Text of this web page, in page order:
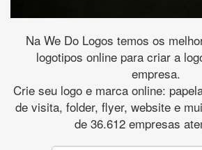
Na We Do Logos temos os
logotipos online para criar a
empresa.
Crie seu logo e marca online:
de visita, folder, flyer, website e
de 36.612 empresas